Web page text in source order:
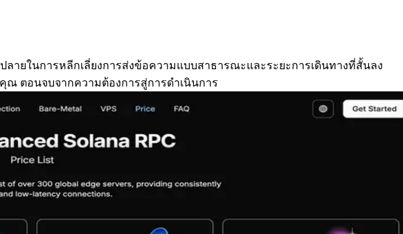
ลายในการหลีกเลี่ยงการส่งข้อความแบบสาธารณะและระยะการเดินทางที่สั้นลง
ณ ตอนจบจากความต้องการสู่การดําเนินการ